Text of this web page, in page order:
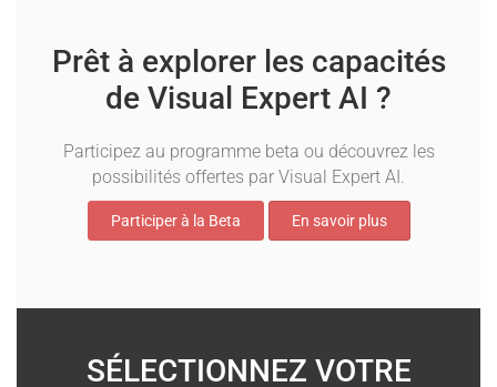
Prêt à explorer les capacités
de Visual Expert AI ?
Participez au programme beta ou découvrez les
possibilités offertes par Visual Expert AI.
Participer à la Beta En savoir plus
SÉLECTIONNEZ VOTRE